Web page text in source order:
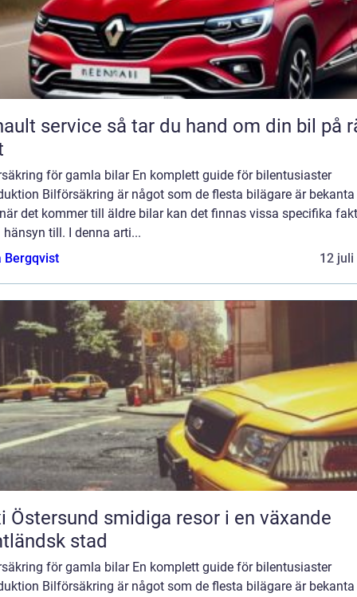
så tar du hand om din bil på rätt
för gamla bilar En komplett guide för bilentusiaster
Bilförsäkring är något som de flesta bilägare är bekanta
det kommer till äldre bilar kan det finnas vissa specifika
till. I denna arti...
Bergqvist
12 juli
smidiga resor i en växande
stad
för gamla bilar En komplett guide för bilentusiaster
Bilförsäkring är något som de flesta bilägare är bekanta